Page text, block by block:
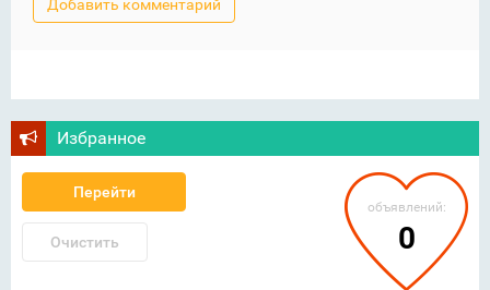
Избранное
Перейти
Очистить
объявлений:
0